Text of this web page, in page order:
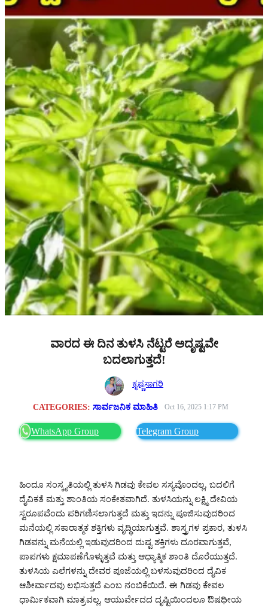
ವಾರದ ಈ ದಿನ ತುಳಸಿ ನೆಟ್ಟರೆ ಅದೃಷ್ಟವೇ
ಬದಲಾಗುತ್ತದೆ!
ಕೃಷ್ಣಸಾಗರಿ
CATEGORIES:ಸಾರ್ವಜನಿಕ ಮಾಹಿತಿ Oct 16, 2025 1:17 PM
WhatsApp Group Telegram Group
ಹಿಂದೂ ಸಂಸ್ಕೃತಿಯಲ್ಲಿ ತುಳಸಿ ಗಿಡವು ಕೇವಲ ಸಸ್ಯವೊಂದಲ್ಲ, ಬದಲಿಗೆ
ದೈವಿಕತೆ ಮತ್ತು ಶಾಂತಿಯ ಸಂಕೇತವಾಗಿದೆ. ತುಳಸಿಯನ್ನು ಲಕ್ಷ್ಮಿ ದೇವಿಯ
ಸ್ವರೂಪವೆಂದು ಪರಿಗಣಿಸಲಾಗುತ್ತದೆ ಮತ್ತು ಇದನ್ನು ಪೂಜಿಸುವುದರಿಂದ
ಮನೆಯಲ್ಲಿ ಸಕಾರಾತ್ಮಕ ಶಕ್ತಿಗಳು ವೃದ್ಧಿಯಾಗುತ್ತವೆ. ಶಾಸ್ತ್ರಗಳ ಪ್ರಕಾರ, ತುಳಸಿ
ಗಿಡವನ್ನು ಮನೆಯಲ್ಲಿ ಇಡುವುದರಿಂದ ದುಷ್ಟ ಶಕ್ತಿಗಳು ದೂರವಾಗುತ್ತವೆ,
ಪಾಪಗಳು ಕ್ಷಮಾಪಣೆಗೊಳ್ಳುತ್ತವೆ ಮತ್ತು ಆಧ್ಯಾತ್ಮಿಕ ಶಾಂತಿ ದೊರೆಯುತ್ತದೆ.
ತುಳಸಿಯ ಎಲೆಗಳನ್ನು ದೇವರ ಪೂಜೆಯಲ್ಲಿ ಬಳಸುವುದರಿಂದ ದೈವಿಕ
ಆಶೀರ್ವಾದವು ಲಭಿಸುತ್ತದೆ ಎಂಬ ನಂಬಿಕೆಯಿದೆ. ಈ ಗಿಡವು ಕೇವಲ
ಧಾರ್ಮಿಕವಾಗಿ ಮಾತ್ರವಲ್ಲ, ಆಯುರ್ವೇದದ ದೃಷ್ಟಿಯಿಂದಲೂ ಔಷಧೀಯ